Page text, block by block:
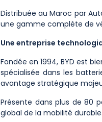
Distribuée au Maroc par
une gamme complète de
Une entreprise
Fondée en 1994, BYD est
spécialisée dans les
avantage stratégique
Présente dans plus de 80
global de la mobilité durable.